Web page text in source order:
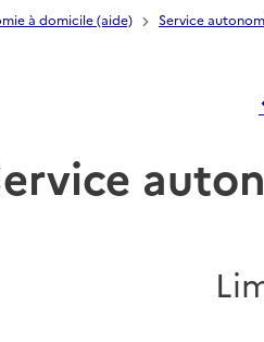
à domicile (aide) Service